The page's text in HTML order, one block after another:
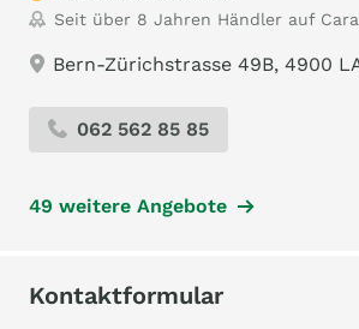
Seit über 8 Jahren Händler auf
Bern-Zürichstrasse 49B, 4900
062 562 85 85
49 weitere Angebote
Kontaktformular